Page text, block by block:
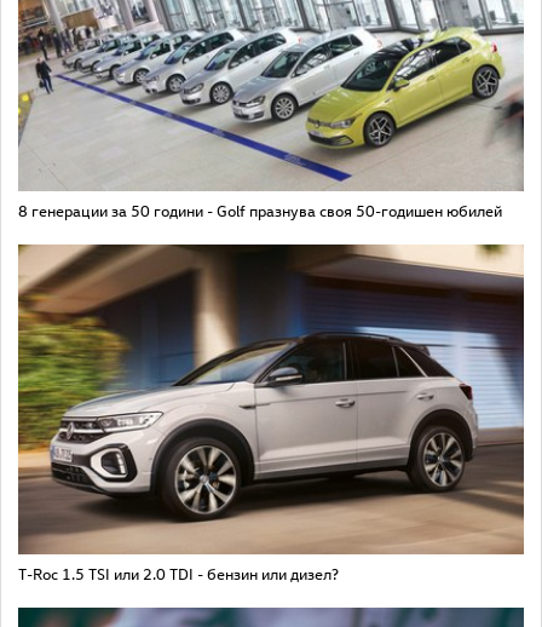
8 генерации за 50 години - Golf празнува своя 50-годишен юбилей
T-Roc 1.5 TSI или 2.0 TDI - бензин или дизел?